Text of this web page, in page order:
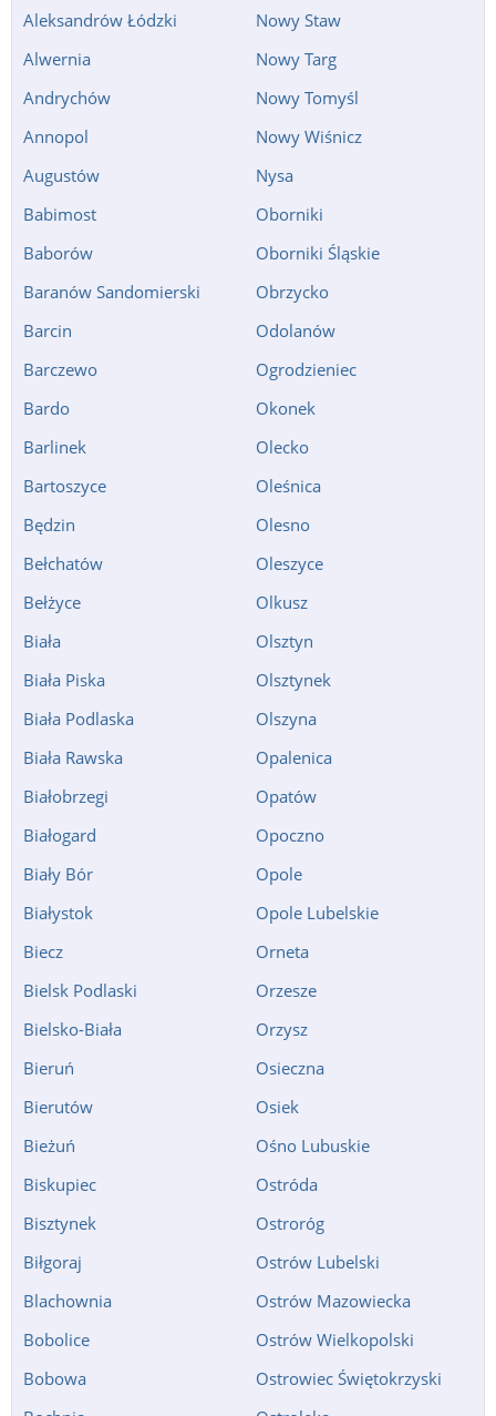
Aleksandrów Łódzki
Alwernia
Andrychów
Annopol
Augustów
Babimost
Baborów
Baranów Sandomierski
Barcin
Barczewo
Bardo
Barlinek
Bartoszyce
Będzin
Bełchatów
Bełżyce
Biała
Biała Piska
Biała Podlaska
Biała Rawska
Białobrzegi
Białogard
Biały Bór
Białystok
Biecz
Bielsk Podlaski
Bielsko-Biała
Bieruń
Bierutów
Bieżuń
Biskupiec
Bisztynek
Biłgoraj
Blachownia
Bobolice
Bobowa
Nowy Staw
Nowy Targ
Nowy Tomyśl
Nowy Wiśnicz
Nysa
Oborniki
Oborniki Śląskie
Obrzycko
Odolanów
Ogrodzieniec
Okonek
Olecko
Oleśnica
Olesno
Oleszyce
Olkusz
Olsztyn
Olsztynek
Olszyna
Opalenica
Opatów
Opoczno
Opole
Opole Lubelskie
Orneta
Orzesze
Orzysz
Osieczna
Osiek
Ośno Lubuskie
Ostróda
Ostroróg
Ostrów Lubelski
Ostrów Mazowiecka
Ostrów Wielkopolski
Ostrowiec Świętokrzyski